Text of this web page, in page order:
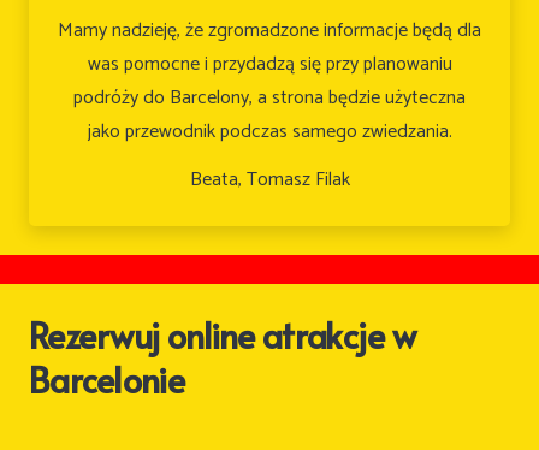
Mamy nadzieję, że zgromadzone informacje będą dla
was pomocne i przydadzą się przy planowaniu
podróży do Barcelony, a strona będzie użyteczna
jako przewodnik podczas samego zwiedzania.
Beata, Tomasz Filak
Rezerwuj online atrakcje w
Barcelonie